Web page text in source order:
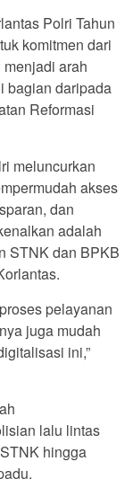
Polri Tahun
komitmen dari
arah
bagian daripada
Reformasi
meluncurkan
akses
dan
adalah
STNK dan BPKB
pelayanan
juga mudah
ini,”
lalu lintas
hingga